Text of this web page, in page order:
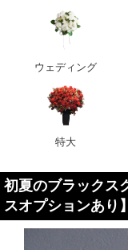
ウェディング
特大
初夏のブラックス
スオプションあり】